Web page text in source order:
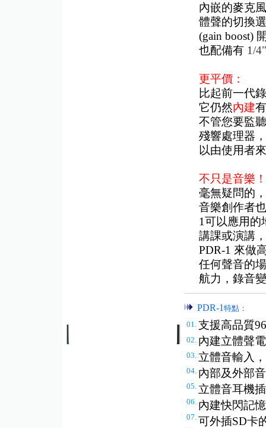
內嵌的麥克
體聲的切換
(gain boost)
也配備有 1/
更平價：
比起前一代
它仍然內建有
不管您要監
殘響處理器
以由使用者
不只是音樂！
毫無疑問的
音樂創作者
1可以應用的
講課或演講
PDR-1 來做
任何聲音的
航力，錄音
PDR-1 特點：
01.
02.
03.
04.
05.
06.
07.
支援高品質
內建立體聲
立體音輸入
內部及外部
立體音耳機
內建快閃記
可外插SD卡